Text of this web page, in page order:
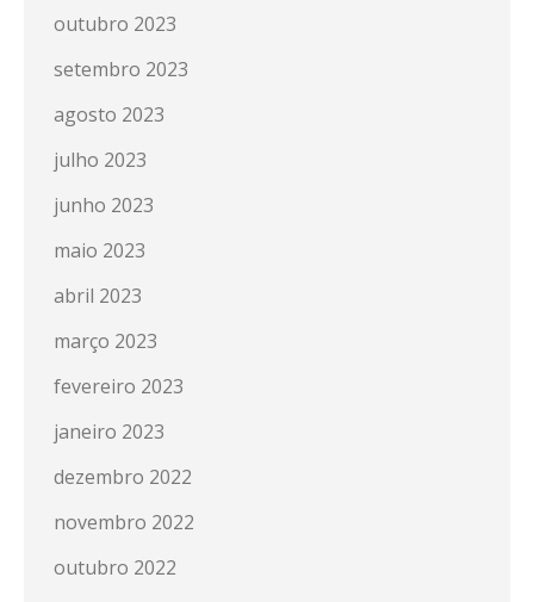
outubro 2023
setembro 2023
agosto 2023
julho 2023
junho 2023
maio 2023
abril 2023
março 2023
fevereiro 2023
janeiro 2023
dezembro 2022
novembro 2022
outubro 2022